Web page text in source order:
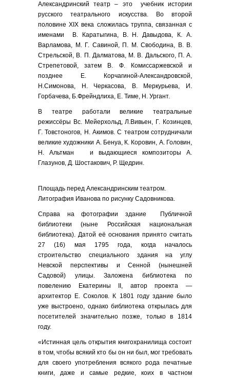
Александринский театр – это учебник истории
русского театрального искусства. Во второй
половине XIX века сложилась труппа, связанная с
именами В. Каратыгина, В. Н. Давыдова, К. А.
Варламова, М. Г. Савиной, П. М. Свободина, В. В.
Стрельской, В. П. Далматова, М. В. Дальского, П. А.
Стрепетовой, затем В. Ф. Комиссаржевской и
позднее Е. Корчагиной-Александровской,
Н.Симонова, Н. Черкасова, В. Меркурьева, И.
Горбачева, Б.Фрейндлиха, Е. Тиме, Н. Ургант.
В театре работали великие театральные
режиссёры Вс. Мейерхольд, Л.Вивьен, Г. Козинцев,
Г. Товстоногов, Н. Акимов. С театром сотрудничали
великие художники А. Бенуа, К. Коровин, А. Головин,
Н. Альтман и выдающиеся композиторы А.
Глазунов, Д. Шостакович, Р. Щедрин.
Площадь перед Александринским театром.
Литография Иванова по рисунку Садовникова.
Справа на фотографии здание Публичной
библиотеки (ныне Российская национальная
библиотека). Датой её основания принято считать
27 (16) мая 1795 года, когда началось
строительство специального здания на углу
Невской перспективы и Сенной (нынешней
Садовой) улицы. Заложена библиотека по
повелению Екатерины II, автор проекта —
архитектор Е. Соколов. К 1801 году здание было
уже выстроено, однако библиотека открылась для
посетителей значительно позже, только в 1814
году.
«Истинная цель открытия книгохранилища состоит
в том, чтобы всякий кто бы он ни был, мог требовать
для своего употребления всякого рода печатные
книги, даже и самые редкие, коих в частном